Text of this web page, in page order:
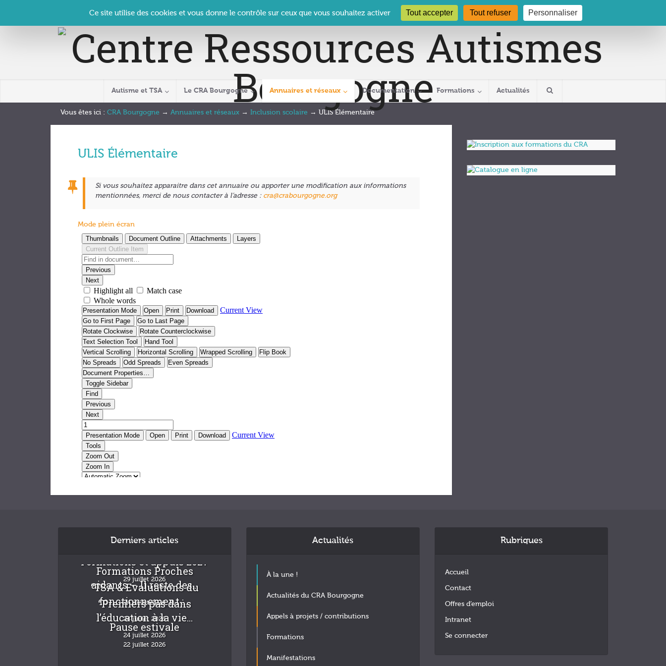
Contact Se connecter | CRA Bourgogne – Le Clos des Présidents – 19-21 rue Coty – 21 000 DIJON cra@crabourgogne.org 03 80 29 54 19
Autisme et TSA Le CRA Bourgogne Annuaires et réseaux Documentation Formations Actualités
Vous êtes ici : CRA Bourgogne → Annuaires et réseaux → Inclusion scolaire → ULIS Élémentaire
ULIS Élémentaire
Si vous souhaitez apparaitre dans cet annuaire ou apporter une modification aux informations
mentionnées, merci de nous contacter à l’adresse : cra@crabourgogne.org
Mode plein écran
Derniers articles
Formations et appuis 2027
29 juillet 2026
Formations Proches
aidants – Il reste des...
24 juillet 2026
“TSA & Evaluations du
fonctionnement :...
24 juillet 2026
“Premiers pas dans
l’éducation à la vie...
24 juillet 2026
Pause estivale
22 juillet 2026
Actualités
À la une !
Actualités du CRA Bourgogne
Appels à projets / contributions
Formations
Manifestations
Rubriques
Accueil
Contact
Offres d’emploi
Intranet
Se connecter
Ce site utilise des cookies et vous donne le contrôle sur ceux que vous souhaitez activer Tout accepter Tout refuser Personnaliser